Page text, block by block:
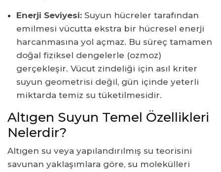
Enerji Seviyesi: Suyun hücreler tarafından
emilmesi vücutta ekstra bir hücresel enerji
harcanmasına yol açmaz. Bu süreç tamamen
doğal fiziksel dengelerle (ozmoz)
gerçekleşir. Vücut zindeliği için asıl kriter
suyun geometrisi değil, gün içinde yeterli
miktarda temiz su tüketilmesidir.
Altıgen Suyun Temel Özellikleri
Nelerdir?
Altıgen su veya yapılandırılmış su teorisini
savunan yaklaşımlara göre, su molekülleri